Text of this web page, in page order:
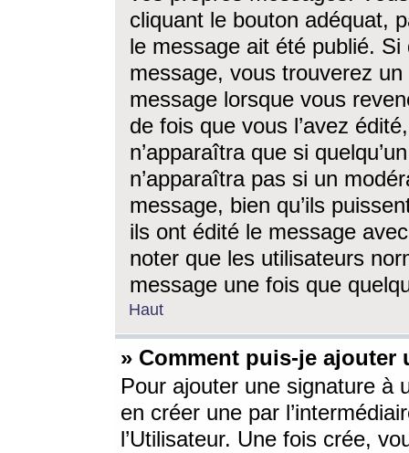
cliquant le bouton adéquat,
le message ait été publié. Si
message, vous trouverez
message lorsque vous
de fois que vous l’avez
n’apparaîtra que si
n’apparaîtra pas si un
message, bien qu’ils
ils ont édité le message
noter que les utilisateurs
message une fois que
Haut
» Comment puis-je ajouter
Pour ajouter une signature à
en créer une par
l’Utilisateur. Une fois crée,